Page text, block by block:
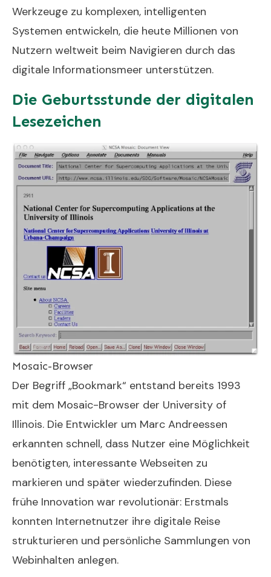
Werkzeuge zu komplexen, intelligenten
Systemen entwickeln, die heute Millionen von
Nutzern weltweit beim Navigieren durch das
digitale Informationsmeer unterstützen.
Die Geburtsstunde der digitalen
Lesezeichen
Mosaic-Browser
Der Begriff „Bookmark“ entstand bereits 1993
mit dem Mosaic-Browser der University of
Illinois. Die Entwickler um Marc Andreessen
erkannten schnell, dass Nutzer eine Möglichkeit
benötigten, interessante Webseiten zu
markieren und später wiederzufinden. Diese
frühe Innovation war revolutionär: Erstmals
konnten Internetnutzer ihre digitale Reise
strukturieren und persönliche Sammlungen von
Webinhalten anlegen.